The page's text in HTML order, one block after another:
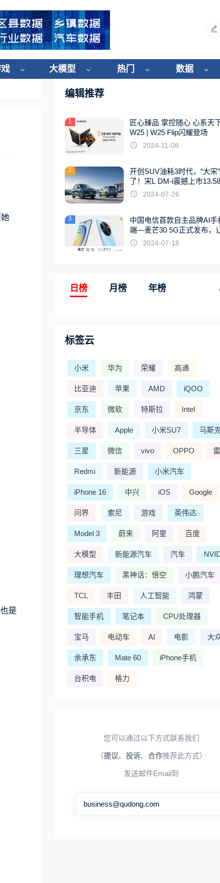
大模型 热门 数据
是
编辑推荐
1
匠心臻品 掌控随心 心系天
W25 | W25 Flip闪耀登场
2024-11-08
2
开创SUV油耗3时代，“大宋
了！宋L DM-i震撼上市
起
2024-07-26
3
中国电信首款自主品牌AI手
端—麦芒30 5G正式发布，
触手可及2024-07-18
日榜 月榜 年榜
标签云
小米 华为 荣耀 高通
比亚迪 苹果 AMD iQOO
京东 微软 特斯拉 Intel
半导体 Apple 小米SU7 马斯
三星 微信 vivo OPPO
Redmi 新能源 小米汽车
iPhone 16 中兴 iOS Google
问界 索尼 游戏 英伟达
Model 3 蔚来 阿里 百度
大模型 新能源汽车 汽车
理想汽车 黑神话：悟空 小鹏汽车
TCL 丰田 人工智能 鸿蒙
智能手机 笔记本 CPU处理器
宝马 电动车 AI 电影 大
余承东 Mate 60 iPhone手机
台积电 格力
您可以通过以下方式联系我们
（提议、 投诉、 合作推荐此方式）
发送邮件Email到
business@qudong.com